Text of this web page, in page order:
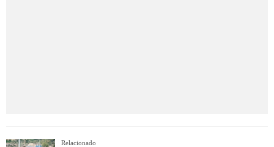
Relacionado